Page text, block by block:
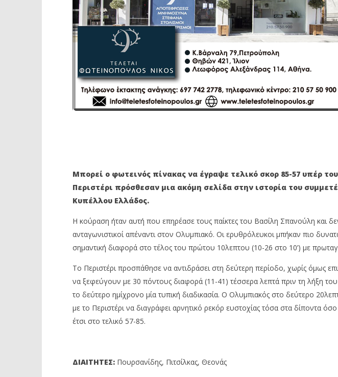
online
Μπορεί ο φωτεινός πίνακας να έγραψε τελικό σκορ 85-57 υπέρ
Περιστέρι πρόσθεσαν μια ακόμη σελίδα στην ιστορία του
Κυπέλλου Ελλάδος.
Η κούραση ήταν αυτή που επηρέασε τους παίκτες του Βασίλη Σπανούλη και
ανταγωνιστικοί απέναντι στον Ολυμπιακό. Οι ερυθρόλευκοι μπήκαν πιο
σημαντική διαφορά στο τέλος του πρώτου 10λεπτου (10-26 στο 10’) με
Το Περιστέρι προσπάθησε να αντιδράσει στη δεύτερη περίοδο, χωρίς όμως
να ξεφεύγουν με 30 πόντους διαφορά (11-41) τέσσερα λεπτά πριν τη λήξη
το δεύτερο ημίχρονο μία τυπική διαδικασία. Ο Ολυμπιακός στο δεύτερο
με το Περιστέρι να διαγράφει αρνητικό ρεκόρ ευστοχίας τόσα στα δίποντα
έτσι στο τελικό 57-85.
ΔΙΑΙΤΗΤΕΣ:Πουρσανίδης, Πιτσίλκας, Θεονάς